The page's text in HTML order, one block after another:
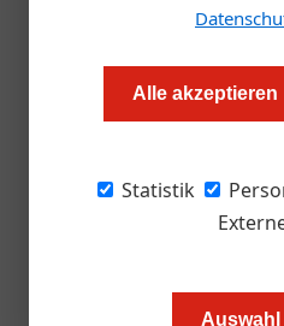
Alle akzeptieren
Statistik
Redaktion.OEGZ
Vor dem
einen Mini-
Mit
die wohl